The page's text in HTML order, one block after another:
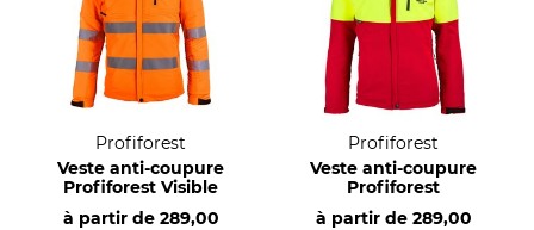
Profiforest
Veste anti-coupure
Profiforest Visible
à partir de 289,00
Profiforest
Veste anti-coupure
Profiforest
à partir de 289,00